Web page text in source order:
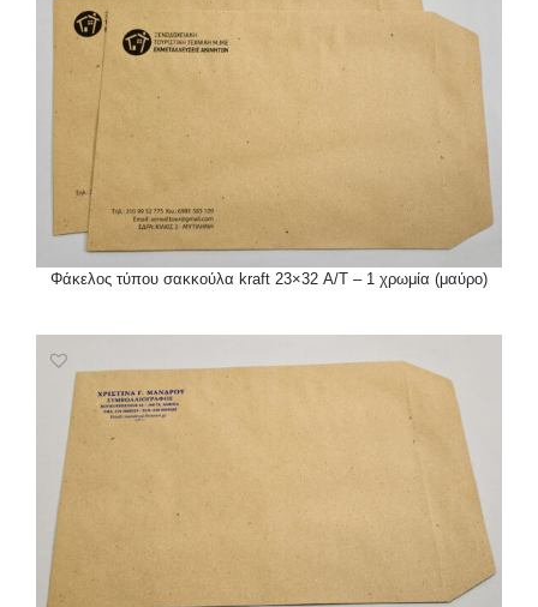
Φάκελος τύπου σακκούλα kraft 23×32 Α/Τ – 1 χρωμία (μαύρο)